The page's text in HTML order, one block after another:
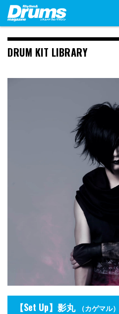
Skip
content
DRUM KIT LIBRARY
【Set Up】影丸 （カゲマル）